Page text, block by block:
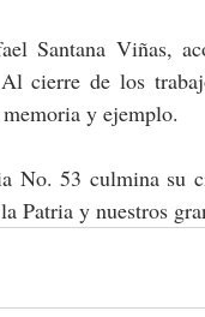
Santana Viñas,
cierre de los
y ejemplo.
No. 53 culmina su
Patria y nuestros